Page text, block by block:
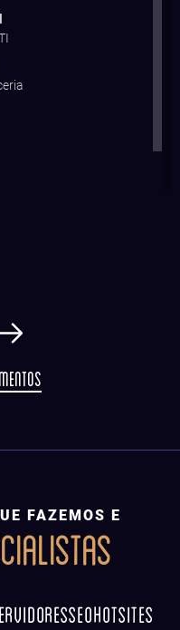
FAZEMOS E
SEOHOTSITES